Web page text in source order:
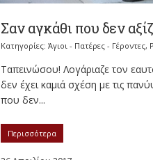
Σαν αγκάθι που δεν
Κατηγορίες: Άγιοι - Πατέρες - Γέροντες,
Ταπεινώσου! Λογάριαζε τον
δεν έχει καμιά σχέση με τις
που δεν...
Περισσότερα